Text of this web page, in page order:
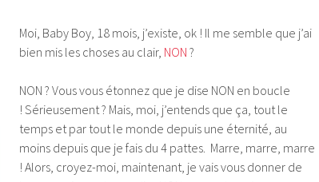
Moi, Baby Boy, 18 mois, j’existe, ok ! Il me semble que j’ai
bien mis les choses au clair, NON ?
NON ? Vous vous étonnez que je dise NON en boucle
! Sérieusement ? Mais, moi, j’entends que ça, tout le
temps et par tout le monde depuis une éternité, au
moins depuis que je fais du 4 pattes. Marre, marre, marre
! Alors, croyez-moi, maintenant, je vais vous donner de